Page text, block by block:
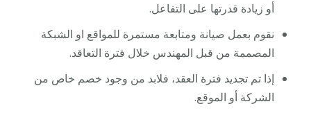
أو زيادة قدرتها على التفاعل.
نقوم بعمل صيانة ومتابعة مستمرة للمواقع او الشبكة
المصممة من قبل المهندس خلال فترة التعاقد.
إذا تم تجديد فترة العقد، فلابد من وجود خصم خاص من
الشركة أو الموقع.